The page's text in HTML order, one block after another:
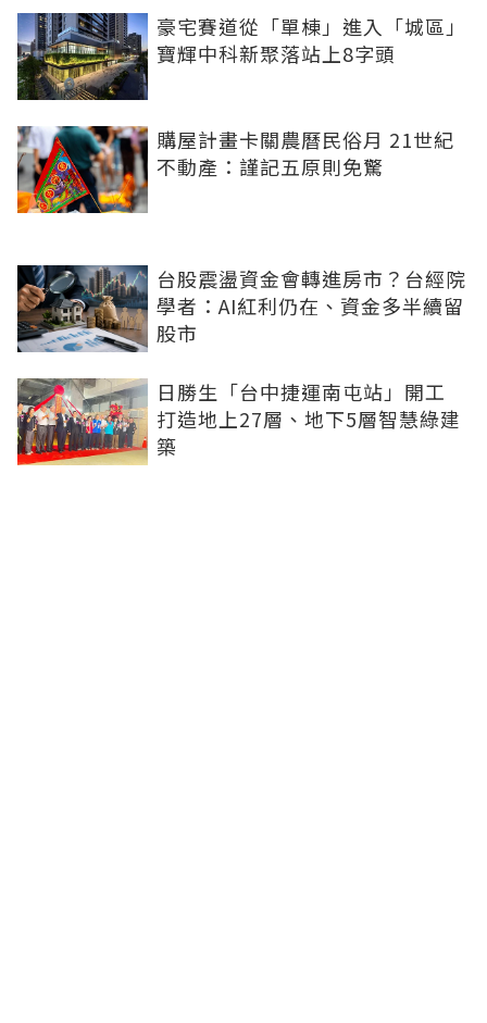
豪宅賽道從「單棟」進入「城區」
寶輝中科新聚落站上8字頭
購屋計畫卡關農曆民俗月 21世紀
不動產：謹記五原則免驚
台股震盪資金會轉進房市？台經院
學者：AI紅利仍在、資金多半續留
股市
日勝生「台中捷運南屯站」開工
打造地上27層、地下5層智慧綠建
築